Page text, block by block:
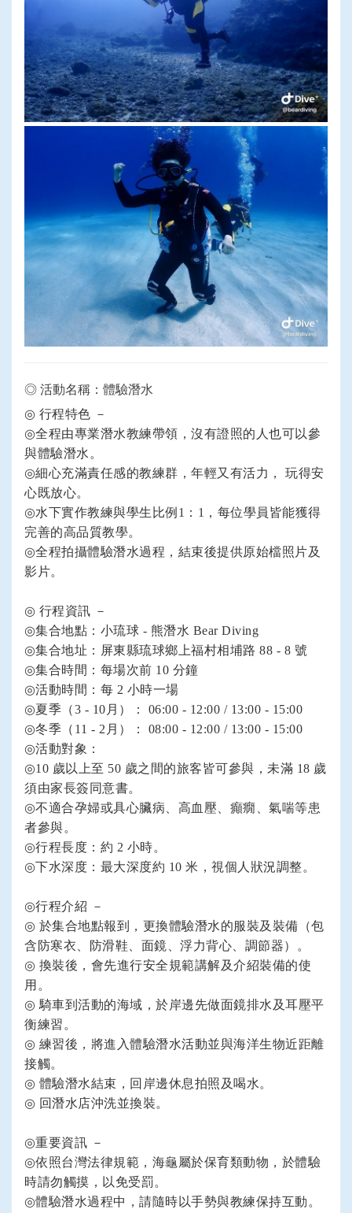
◎ 活動名稱：體驗潛水
◎ 行程特色 －
◎全程由專業潛水教練帶領，沒有證照的人也可以參
與體驗潛水。
◎細心充滿責任感的教練群，年輕又有活力， 玩得安
心既放心。
◎水下實作教練與學生比例1：1，每位學員皆能獲得
完善的高品質教學。
◎全程拍攝體驗潛水過程，結束後提供原始檔照片及
影片。
◎ 行程資訊 －
◎集合地點：小琉球 - 熊潛水 Bear Diving
◎集合地址：屏東縣琉球鄉上福村相埔路 88 - 8 號
◎集合時間：每場次前 10 分鐘
◎活動時間：每 2 小時一場
◎夏季（3 - 10月）： 06:00 - 12:00 / 13:00 - 15:00
◎冬季（11 - 2月）： 08:00 - 12:00 / 13:00 - 15:00
◎活動對象：
◎10 歲以上至 50 歲之間的旅客皆可參與，未滿 18 歲
須由家長簽同意書。
◎不適合孕婦或具心臟病、高血壓、癲癇、氣喘等患
者參與。
◎行程長度：約 2 小時。
◎下水深度：最大深度約 10 米，視個人狀況調整。
◎行程介紹 －
◎ 於集合地點報到，更換體驗潛水的服裝及裝備（包
含防寒衣、防滑鞋、面鏡、浮力背心、調節器）。
◎ 換裝後，會先進行安全規範講解及介紹裝備的使
用。
◎ 騎車到活動的海域，於岸邊先做面鏡排水及耳壓平
衡練習。
◎ 練習後，將進入體驗潛水活動並與海洋生物近距離
接觸。
◎ 體驗潛水結束，回岸邊休息拍照及喝水。
◎ 回潛水店沖洗並換裝。
◎重要資訊 －
◎依照台灣法律規範，海龜屬於保育類動物，於體驗
時請勿觸摸，以免受罰。
◎體驗潛水過程中，請隨時以手勢與教練保持互動。